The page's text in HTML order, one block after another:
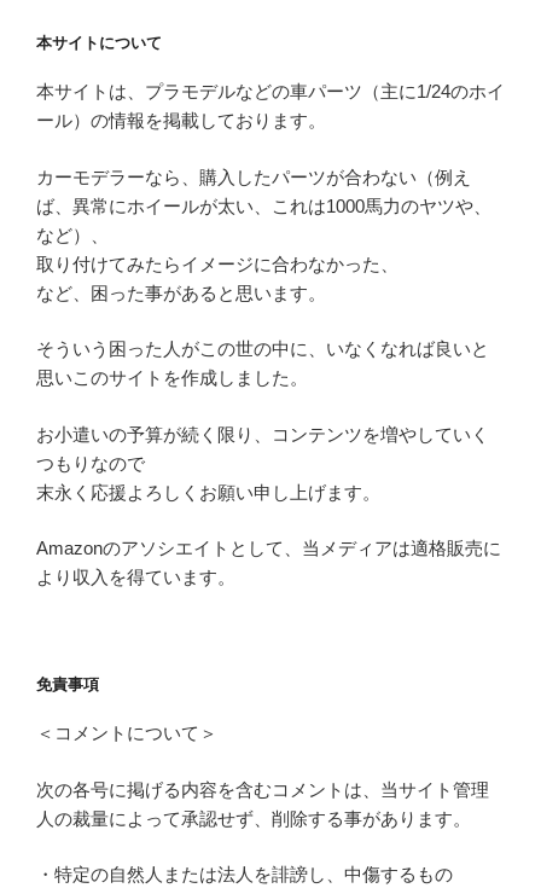
本サイトについて
本サイトは、プラモデルなどの車パーツ（主に1/24のホイ
ール）の情報を掲載しております。
カーモデラーなら、購入したパーツが合わない（例え
ば、異常にホイールが太い、これは1000馬力のヤツや、
など）、
取り付けてみたらイメージに合わなかった、
など、困った事があると思います。
そういう困った人がこの世の中に、いなくなれば良いと
思いこのサイトを作成しました。
お小遣いの予算が続く限り、コンテンツを増やしていく
つもりなので
末永く応援よろしくお願い申し上げます。
Amazonのアソシエイトとして、当メディアは適格販売に
より収入を得ています。
免責事項
＜コメントについて＞
次の各号に掲げる内容を含むコメントは、当サイト管理
人の裁量によって承認せず、削除する事があります。
・特定の自然人または法人を誹謗し、中傷するもの